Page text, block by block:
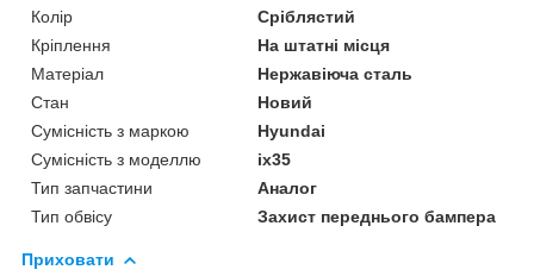
Колір
Сріблястий
Кріплення
На штатні місця
Матеріал
Нержавіюча сталь
Стан
Новий
Сумісність з маркою
Hyundai
Сумісність з моделлю
ix35
Тип запчастини
Аналог
Тип обвісу
Захист переднього бампера
Приховати